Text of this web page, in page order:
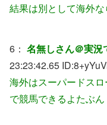
結果は別として海外
6： 名無しさん＠実況
23:23:42.65 ID:
海外はスーパードス
で競馬できるよたぶん